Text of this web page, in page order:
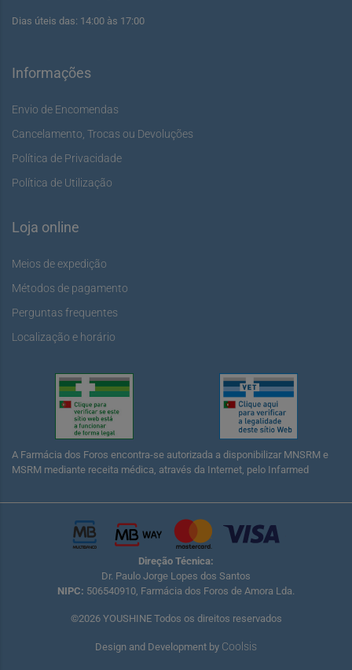
Dias úteis das: 14:00 às 17:00
Informações
Envio de Encomendas
Cancelamento, Trocas ou Devoluções
Política de Privacidade
Política de Utilização
Loja online
Meios de expedição
Métodos de pagamento
Perguntas frequentes
Localização e horário
A Farmácia dos Foros encontra-se autorizada a disponibilizar MNSRM e
MSRM mediante receita médica, através da Internet, pelo Infarmed
Direção Técnica:
Dr. Paulo Jorge Lopes dos Santos
NIPC: 506540910, Farmácia dos Foros de Amora Lda.
©2026 YOUSHINE Todos os direitos reservados
Design and Development by Coolsis